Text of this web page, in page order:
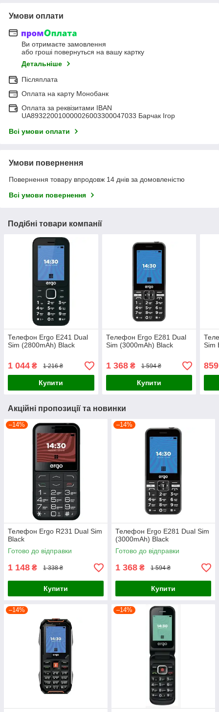
Умови оплати
Ви отримаєте замовлення
або гроші повернуться на вашу картку
Детальніше
Післяплата
Оплата на карту Монобанк
Оплата за реквізитами IBAN
UA893220010000026003300047033 Барчак Ігор
Всі умови оплати
Умови повернення
Повернення товару впродовж 14 днів за домовленістю
Всі умови повернення
Подібні товари компанії
Телефон Ergo E241 Dual
Sim (2800mAh) Black
1 044 ₴ 1 216 ₴
Купити
Телефон Ergo E281 Dual
Sim (3000mAh) Black
1 368₴ 1 594 ₴
Купити
Sim
859
Акційні пропозиції та новинки
–14%
Телефон Ergo R231 Dual Sim
Black
Готово до відправки
1 148 ₴ 1 338 ₴
Купити
–14%
Телефон Ergo E281 Dual Sim
(3000mAh) Black
Готово до відправки
1 368 ₴ 1 594 ₴
Купити
–14% –14%